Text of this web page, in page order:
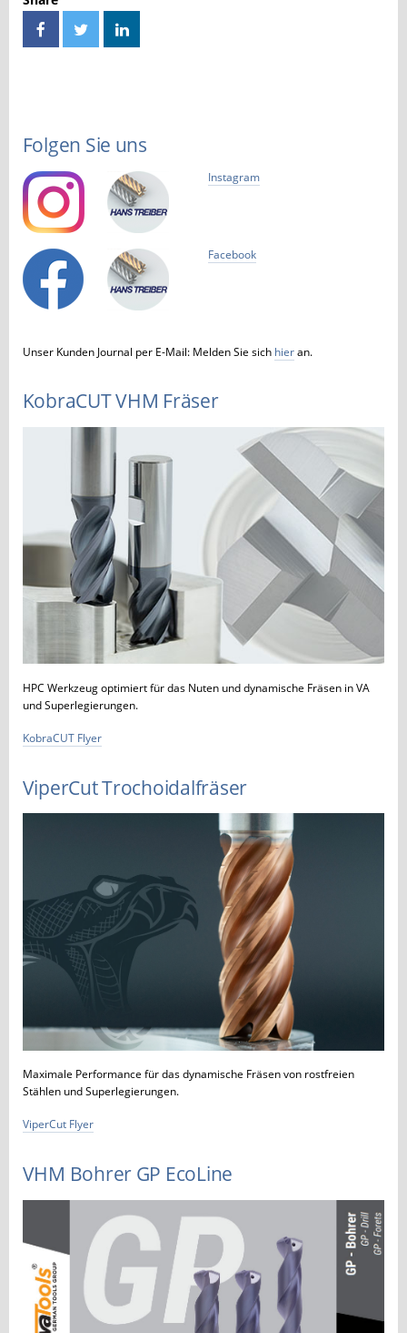
Folgen Sie uns
Instagram
Facebook
Unser Kunden Journal per E-Mail: Melden Sie sich hieran.
KobraCUT VHM Fräser
HPC Werkzeug optimiert für das Nuten und dynamische Fräsen in VA
und Superlegierungen.
KobraCUT Flyer
ViperCut Trochoidalfräser
Maximale Performance für das dynamische Fräsen von rostfreien
Stählen und Superlegierungen.
ViperCut Flyer
VHM Bohrer GP EcoLine